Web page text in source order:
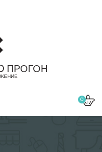
ПРОГОН
0